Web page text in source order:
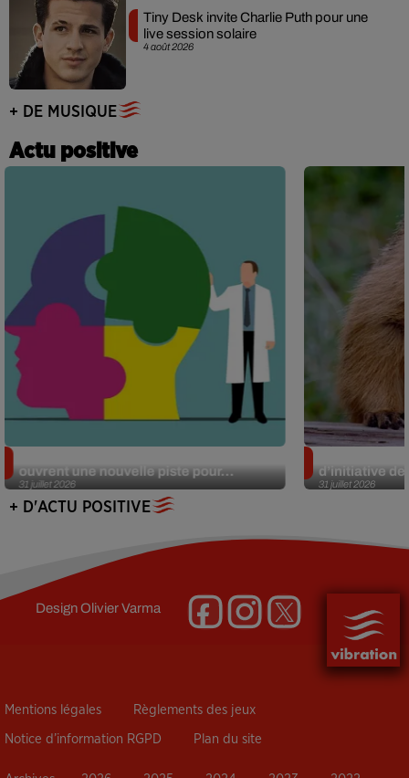
4 août 2026
Tiny Desk invite Charlie Puth pour une
live session solaire
+ DE MUSIQUE
Actu positive
31 juillet 2026
ouvrent une nouvelle piste pour...
31 juillet 2026
d’initiative
+ D'ACTU POSITIVE
DesignOlivier Varma
Mentions légales Règlements des jeux
Notice d’information RGPD Plan du site